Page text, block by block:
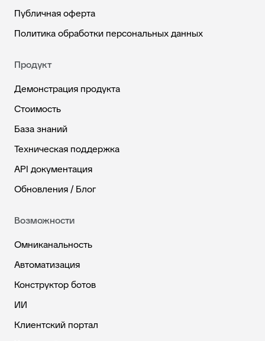
Публичная оферта
Политика обработки персональных данных
Продукт
Демонстрация продукта
Стоимость
База знаний
Техническая поддержка
API документация
Обновления / Блог
Возможности
Омниканальность
Автоматизация
Конструктор ботов
ИИ
Клиентский портал